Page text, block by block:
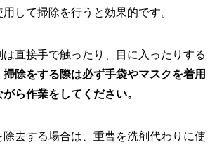
して掃除を行うと効果的です。
直接手で触ったり、目に入ったりする
掃除をする際は必ず手袋やマスクを着用
ら作業をしてください。
去する場合は、重曹を洗剤代わりに使